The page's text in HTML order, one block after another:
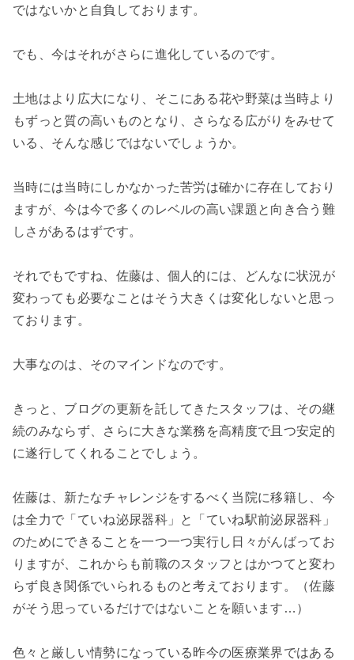
ではないかと自負しております。
でも、今はそれがさらに進化しているのです。
土地はより広大になり、そこにある花や野菜は当時より
もずっと質の高いものとなり、さらなる広がりをみせて
いる、そんな感じではないでしょうか。
当時には当時にしかなかった苦労は確かに存在しており
ますが、今は今で多くのレベルの高い課題と向き合う難
しさがあるはずです。
それでもですね、佐藤は、個人的には、どんなに状況が
変わっても必要なことはそう大きくは変化しないと思っ
ております。
大事なのは、そのマインドなのです。
きっと、ブログの更新を託してきたスタッフは、その継
続のみならず、さらに大きな業務を高精度で且つ安定的
に遂行してくれることでしょう。
佐藤は、新たなチャレンジをするべく当院に移籍し、今
は全力で「ていね泌尿器科」と「ていね駅前泌尿器科」
のためにできることを一つ一つ実行し日々がんばってお
りますが、これからも前職のスタッフとはかつてと変わ
らず良き関係でいられるものと考えております。（佐藤
がそう思っているだけではないことを願います…）
色々と厳しい情勢になっている昨今の医療業界ではある